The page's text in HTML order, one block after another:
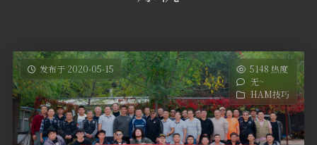
关于黄河
黄河使命
黄河新闻
政策法规
活动竞赛
行业新闻
无线电资料
BA4II
图文教程
器材专区
车载类别
编号申请
发布于 2020-05-15
5148 热度
无~
HAM技巧